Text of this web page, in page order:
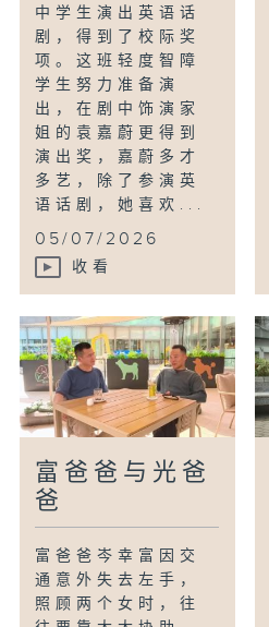
中学生演出英语话
剧，得到了校际奖
项。这班轻度智障
学生努力准备演
出，在剧中饰演家
姐的袁嘉蔚更得到
演出奖，嘉蔚多才
多艺，除了参演英
语话剧，她喜欢...
05/07/2026
收看
富爸爸与光爸
爸
富爸爸岑幸富因交
通意外失去左手，
照顾两个女时，往